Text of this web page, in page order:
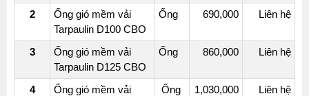
2
Ống gió mềm vải
Tarpaulin D100 CBO
Ống 690,000 Liên hệ
3
Ống gió mềm vải
Tarpaulin D125 CBO
Ống 860,000 Liên hệ
4
Ống gió mềm vải
Ống 1,030,000 Liên hệ